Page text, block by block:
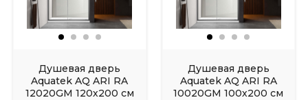
Душевая дверь
Aquatek AQ ARI RA
12020GM 120х200 см
Душевая дверь
Aquatek AQ ARI RA
10020GM 100х200 см